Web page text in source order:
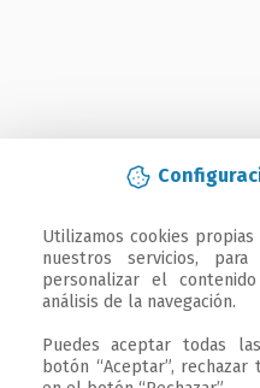
Utilizamos cookies
nuestros servicios,
personalizar el
análisis de la navegación.
Puedes aceptar todas
botón “Aceptar”,